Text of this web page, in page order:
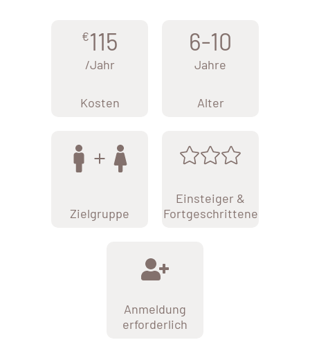
€115
/Jahr
Kosten
6-10
Jahre
Alter
Zielgruppe
Einsteiger &
Fortgeschrittene
Anmeldung
erforderlich